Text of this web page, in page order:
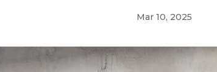
Mar 10, 2025